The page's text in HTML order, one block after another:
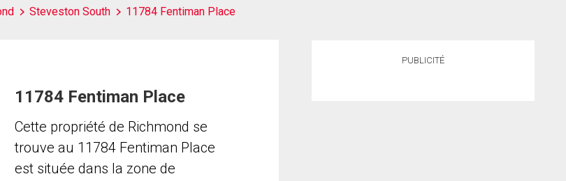
Steveston South 11784 Fentiman Place
11784 Fentiman Place
Cette propriété de Richmond se
trouve au 11784 Fentiman Place
est située dans la zone de
PUBLICITÉ